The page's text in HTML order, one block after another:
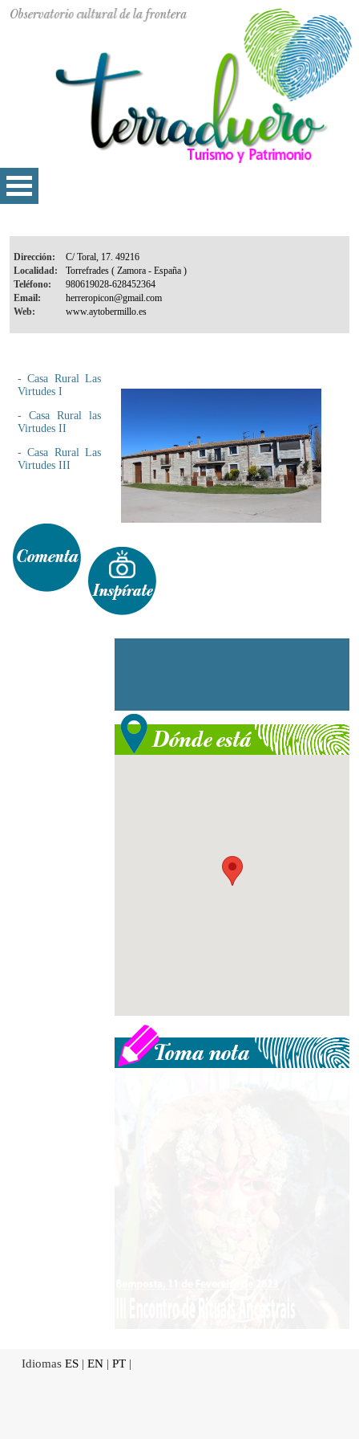
Dirección:
Localidad:
Teléfono:
Email:
Web:
-Casa Rural Las
Virtudes I
- Casa Rural las
Virtudes II
-Casa Rural Las
Virtudes III
Idiomas ES | EN | PT |